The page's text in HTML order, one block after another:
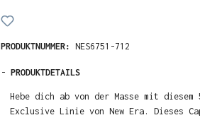
PRODUKTNUMMER: NES6751-712
- PRODUKTDETAILS
Hebe dich ab von der Masse mit
Exclusive Linie von New Era. Dieses